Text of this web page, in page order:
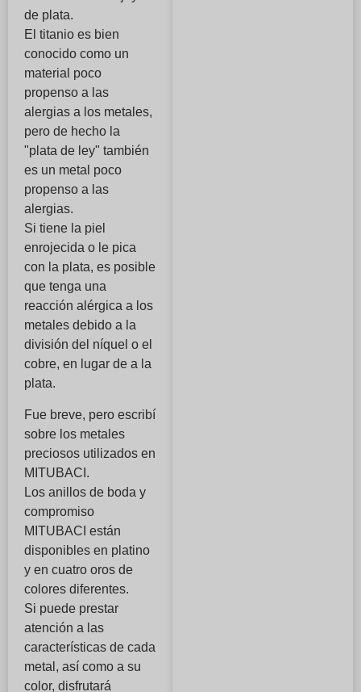
de plata.
El titanio es bien
conocido como un
material poco
propenso a las
alergias a los metales,
pero de hecho la
"plata de ley" también
es un metal poco
propenso a las
alergias.
Si tiene la piel
enrojecida o le pica
con la plata, es posible
que tenga una
reacción alérgica a los
metales debido a la
división del níquel o el
cobre, en lugar de a la
plata.
Fue breve, pero escribí
sobre los metales
preciosos utilizados en
MITUBACI.
Los anillos de boda y
compromiso
MITUBACI están
disponibles en platino
y en cuatro oros de
colores diferentes.
Si puede prestar
atención a las
características de cada
metal, así como a su
color, disfrutará